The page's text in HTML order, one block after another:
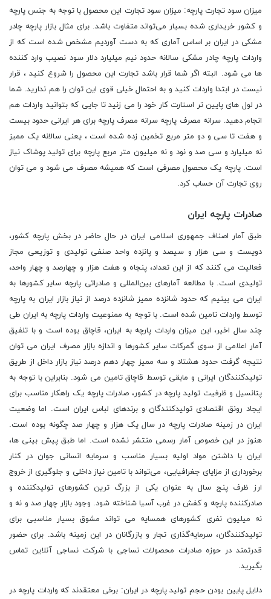
میزان سود تجارت پارچه: میزان سود تجارت این محصول با توجه به جنس پارچه
و کشور خریداری شده بسیار می‌تواند متفاوت باشد. برای مثال بازار پارچه چادر
مشکی در ایران بر اساس آماری که به دست آوردیم مشخص شده است که از
واردات پارچه چادر مشکی سالانه حدود نیم میلیارد دلار سود نصیب وارد کننده
ها می شود. البته اگر شما قرار باشد تجارت این محصول را شروع کنید ، قرار
نیست در ابتدا واردات کنید و به احتمال خیلی قوی این توان را هم ندارید. شما
در لول های پایین تر استارت کار خود را می زنید تا جایی که بتوانید واردات هم
انجام دهید. سرانه مصرف پارچه سرانه مصرف پارچه برای هر ایرانی حدود بیست
و هفت تا سی و دو متر مربع تخمین زده شده است ، یعنی سالانه یک ممیز
نه میلیارد و سی صد و نود و نه میلیون متر مربع پارچه برای تولید پوشاک نیاز
است. پارچه یک محصول مصرفی است که همیشه مصرف می شود و می توان
روی تجارت آن حساب کرد.
صادرات پارچه ایران
طبق آمار اصناف جمهوری اسلامی ایران در حال حاضر در بخش پارچه کشور،
دویست و سی هزار و سیصد و پانزده واحد صنفی تولیدی و توزیعی مجاز
فعالیت می‌ کنند که از این تعداد، پنجاه و هفت هزار و چهارصد و چهار واحد،
تولیدی است. با مطالعه آمارهای بین‌المللی و صادراتی پارچه سایر کشورها به
ایران می ‌بینیم که حدود شانزده ممیز شانزده درصد از نیاز بازار ایران به پارچه
توسط واردات تامین شده است. با توجه به ممنوعیت واردات پارچه به ایران طی
چند سال اخیر، این میزان واردات پارچه به ایران، قاچاق بوده است و با تلفیق
آمار اعلامی از سوی گمرکات سایر کشورها و اندازه بازار مصرف ایران می ‌توان
نتیجه گرفت حدود هشتاد و سه ممیز چهار دهم درصد نیاز بازار داخل از طریق
تولیدکنندگان ایرانی و مابقی توسط قاچاق تامین می ‌شود. بنابراین با توجه به
پتانسیل و ظرفیت تولید پارچه در کشور، صادرات پارچه یک راهکار مناسب برای
ایجاد رونق اقتصادی تولیدکنندگان و برندهای لباس ایران است. اما وضعیت
ایران در زمینه صادرات پارچه در سال یک هزار و چهار صد چگونه بوده است.
هنوز در این خصوص آمار رسمی منتشر نشده است. اما طبق پیش ‌بینی ‌ها،
ایران با داشتن مواد اولیه بسیار مناسب و سرمایه انسانی جوان در کنار
برخورداری از مزایای جغرافیایی، می‌تواند با تامین نیاز داخلی و جلوگیری از خروج
ارز ظرف پنج سال به عنوان یکی از بزرگ ‌ترین کشورهای تولیدکننده و
صادرکننده پارچه و کفش در غرب آسیا شناخته شود. وجود بازار چهار صد و نه و
نه میلیون نفری کشورهای همسایه می ‌تواند مشوق بسیار مناسبی برای
تولیدکنندگان، سرمایه‌گذاری تجار و بازرگانان در این زمینه باشد. برای حضور
قدرتمند در حوزه صادرات محصولات نساجی با شرکت نساجی آنلاین تماس
بگیرید.
دلایل پایین بودن حجم تولید پارچه در ایران: برخی معتقدند که واردات پارچه در